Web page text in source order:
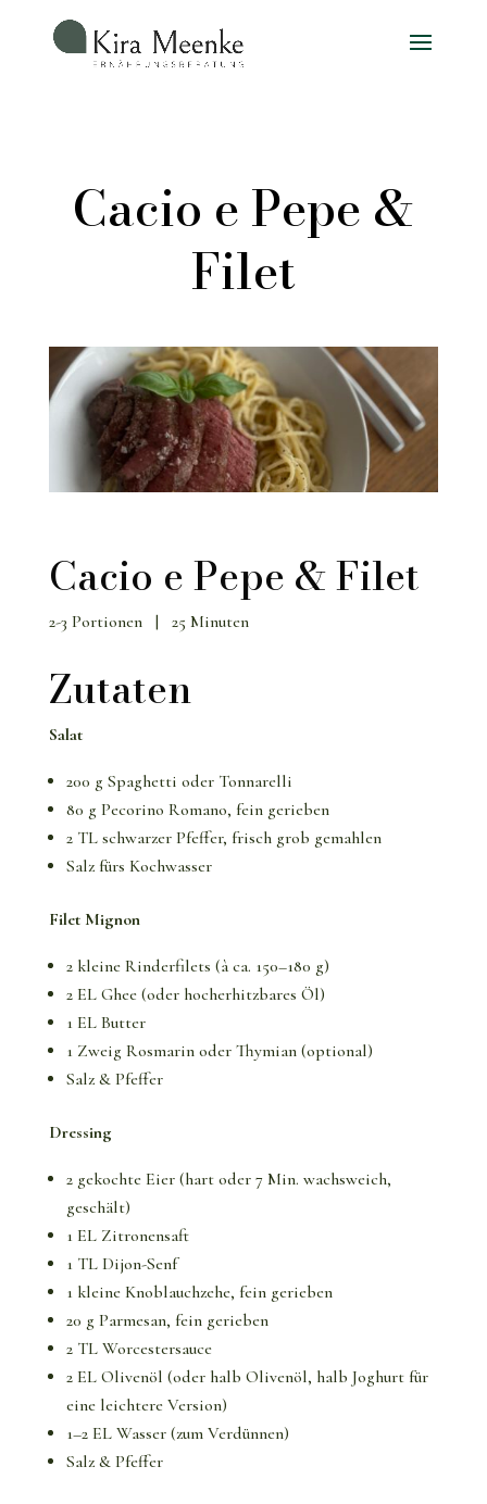
Cacio e Pepe &
Filet
Cacio e Pepe & Filet
2-3 Portionen | 25 Minuten
Zutaten
Salat
200 g Spaghetti oder Tonnarelli
80 g Pecorino Romano, fein gerieben
2 TL schwarzer Pfeffer, frisch grob gemahlen
Salz fürs Kochwasser
Filet Mignon
2 kleine Rinderfilets (à ca. 150–180 g)
2 EL Ghee (oder hocherhitzbares Öl)
1 EL Butter
1 Zweig Rosmarin oder Thymian (optional)
Salz & Pfeffer
Dressing
2 gekochte Eier (hart oder 7 Min. wachsweich,
geschält)
1 EL Zitronensaft
1 TL Dijon-Senf
1 kleine Knoblauchzehe, fein gerieben
20 g Parmesan, fein gerieben
2 TL Worcestersauce
2 EL Olivenöl (oder halb Olivenöl, halb Joghurt für
eine leichtere Version)
1–2 EL Wasser (zum Verdünnen)
Salz & Pfeffer